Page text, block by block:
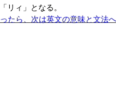
リィ」となる。
たら、次は英文の意味と文法へ